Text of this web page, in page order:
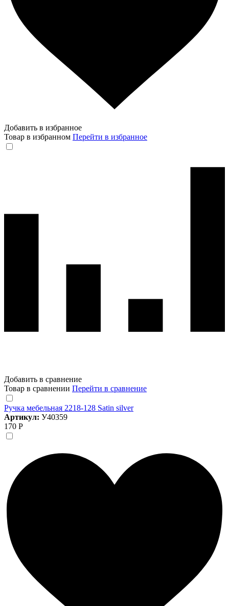
Добавить в избранное
Товар в избранном Перейти в избранное
Добавить в сравнение
Товар в сравнении Перейти в сравнение
Ручка мебельная 2218-128 Satin silver
Артикул: У40359
170 Р